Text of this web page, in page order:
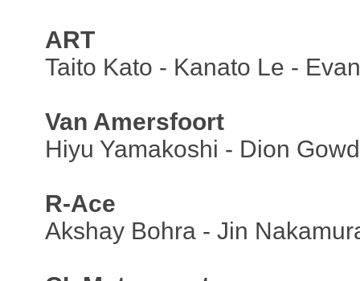
ART
Taito Kato - Kanato Le -
Van Amersfoort
Hiyu Yamakoshi - Dion
R-Ace
Akshay Bohra - Jin